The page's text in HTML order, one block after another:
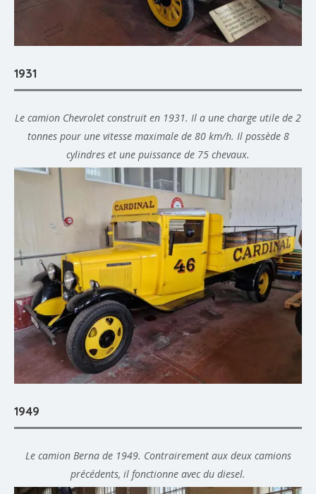
1931
Le camion Chevrolet construit en 1931. Il a une charge utile de 2
tonnes pour une vitesse maximale de 80 km/h. Il possède 8
cylindres et une puissance de 75 chevaux.
1949
Le camion Berna de 1949. Contrairement aux deux camions
précédents, il fonctionne avec du diesel.